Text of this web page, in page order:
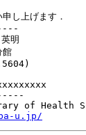
し上げます．
明
館
of Health
u.jp/